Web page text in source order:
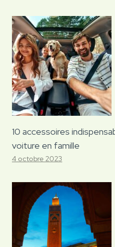
10 accessoires
voiture en famille
4 octobre 2023